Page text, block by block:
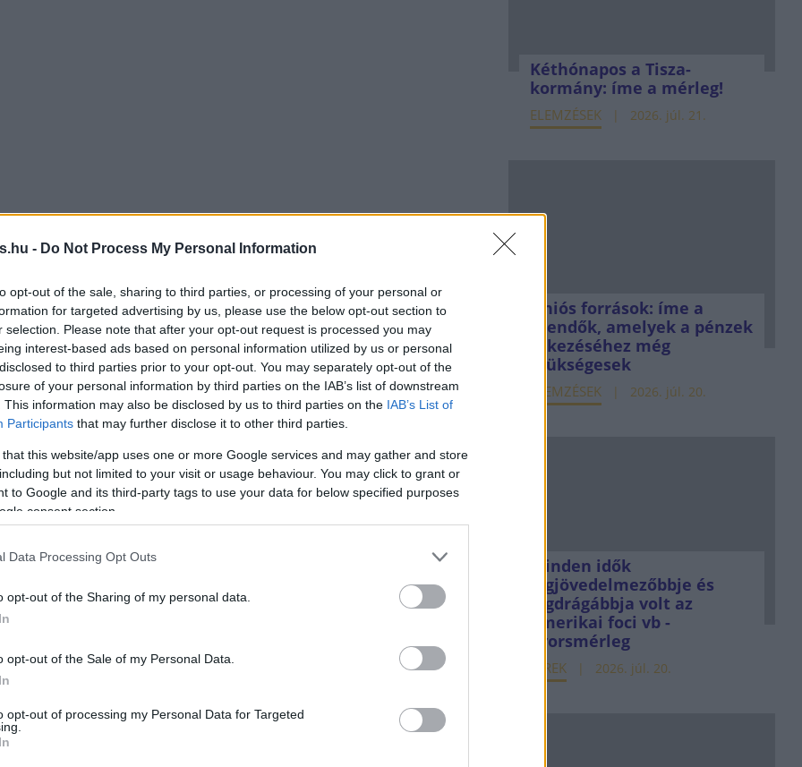
- Do Not Process My Personal Information
opt-out of the sale, sharing to third parties, or processing of your personal or
for targeted advertising by us, please use the below opt-out section to
selection. Please note that after your opt-out request is processed you may
interest-based ads based on personal information utilized by us or personal
to third parties prior to your opt-out. You may separately opt-out of the
of your personal information by third parties on the IAB’s list of downstream
This information may also be disclosed by us to third parties on the IAB’s List of
Participants that may further disclose it to other third parties.
that this website/app uses one or more Google services and may gather and store
but not limited to your visit or usage behaviour. You may click to grant or
to Google and its third-party tags to use your data for below specified purposes
consent section.
Data Processing Opt Outs
opt-out of the Sharing of my personal data.
opt-out of the Sale of my Personal Data.
opt-out of processing my Personal Data for Targeted
Kéthónapos a Tisza-
kormány: íme a mérleg!
ELEMZÉSEK 2026. júl. 21.
Uniós források: íme a
teendők, amelyek a pénzek
érkezéséhez még
szükségesek
ELEMZÉSEK 2026. júl. 20.
Minden idők
legjövedelmezőbbje és
legdrágábbja volt az
amerikai foci vb -
gyorsmérleg
HÍREK 2026. júl. 20.